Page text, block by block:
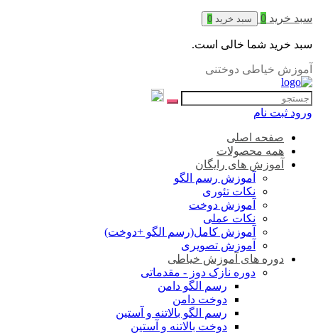
سبد خرید 0 سبد خرید 0
سبد خرید شما خالی است.
آموزش خیاطی دوختنی
ورود ثبت نام
صفحه اصلی
همه محصولات
آموزش های رایگان
آموزش رسم الگو
نکات تئوری
آموزش دوخت
نکات عملی
آموزش کامل(رسم الگو +دوخت)
آموزش تصویری
دوره های آموزش خیاطی
دوره نازک دوز - مقدماتی
رسم الگو دامن
دوخت دامن
رسم الگو بالاتنه و آستین
دوخت بالاتنه و آستین